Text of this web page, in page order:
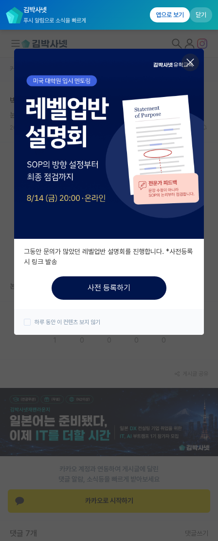
김박사넷
푸시 알림으로 소식을 빠르게
앱으로 보기 닫기
대학원생 모집
국내대학원 정보
연구실&오픈랩
커뮤니티
커뮤니티 홈
전체글보기
베스트 게시판
자유 게시판(아무개랩)
미국 유학 게시판
미국 대학원 합격 후기 게시판
대학원생 모집 게시판
연구실(PI) 홍보 게시판
취업 게시판
임용 후기 게시판
PI 전용 게시판
인문사회 계열 게시판
특수/전문대학원 게시판
반도체/AI 게시판
장학금/장학생 게시판
커뮤니티 홈
박사 유학 후 교수임용 준비 vs 석졸 후 취업 준비
눈치보는 마이클 패러데이
2023.08.16 7 1913
본인이 고른다면 어떤걸 선택할거 같아?
카카오 계정과 연동하여 게시글에 달린
댓글 알람, 소식등을 빠르게 받아보세요
카카오로 시작하기
댓글 7개 댓글쓰기
그동안 문의가 많았던 레벨업반 설명회를 진행합니다. *사전등록
시 링크 발송
사전 등록하기
하루 동안 이 컨텐츠 보지 않기